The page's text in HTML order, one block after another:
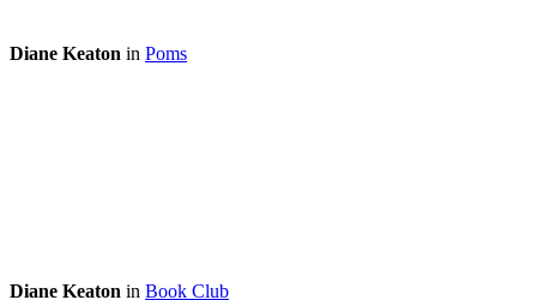
Diane Keaton in Poms
Diane Keaton in Book Club